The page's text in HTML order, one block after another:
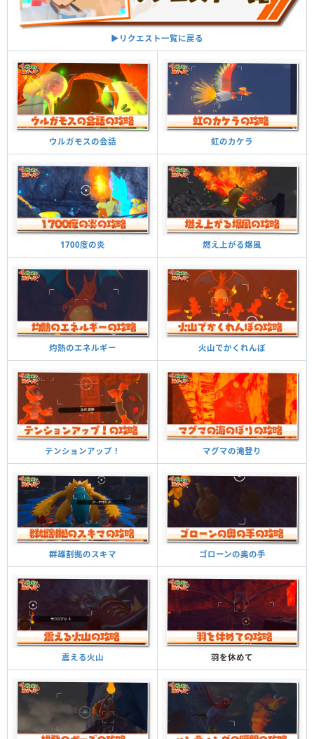
▶︎リクエスト一覧に戻る
ウルガモスの会話 虹のカケラ
1700度の炎 燃え上がる爆風
灼熱のエネルギー 火山でかくれんぼ
テンションアップ！ マグマの滝登り
群雄割拠のスキマ ゴローンの奥の手
震える火山 羽を休めて